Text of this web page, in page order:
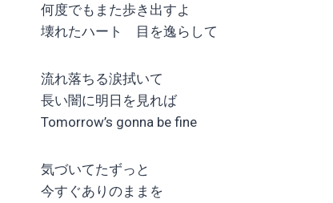
何度でもまた歩き出すよ
壊れたハート 目を逸らして
流れ落ちる涙拭いて
長い闇に明日を見れば
Tomorrow’s gonna be fine
気づいてたずっと
今すぐありのままを